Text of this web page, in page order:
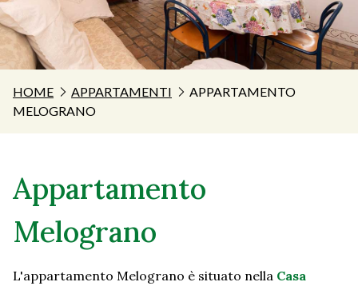
HOME APPARTAMENTI
APPARTAMENTO
MELOGRANO
Appartamento
Melograno
L'appartamento Melograno è situato nella Casa